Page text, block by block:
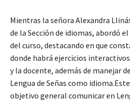
Mientras la señora Alexandra
de la Sección de idiomas, abordó
del curso, destacando en que
donde habrá ejercicios
y la docente, además de manejar
Lengua de Señas como
objetivo general comunicar en